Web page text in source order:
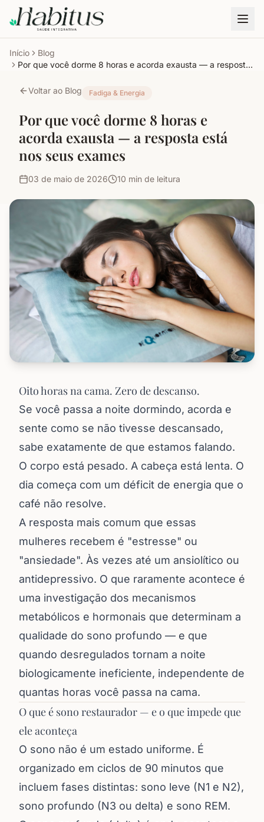
Início
Blog
Por que você dorme 8 horas e acorda exausta — a resposta
Voltar ao Blog
Fadiga & Energia
Por que você dorme 8 horas e
acorda exausta — a resposta está
nos seus exames
03 de maio de 2026 10 min de leitura
Oito horas na cama. Zero de descanso.
Se você passa a noite dormindo, acorda e
sente como se não tivesse descansado,
sabe exatamente de que estamos falando.
O corpo está pesado. A cabeça está lenta. O
dia começa com um déficit de energia que o
café não resolve.
A resposta mais comum que essas
mulheres recebem é "estresse" ou
"ansiedade". Às vezes até um ansiolítico ou
antidepressivo. O que raramente acontece é
uma investigação dos mecanismos
metabólicos e hormonais que determinam a
qualidade do sono profundo — e que
quando desregulados tornam a noite
biologicamente ineficiente, independente de
quantas horas você passa na cama.
O que é sono restaurador — e o que impede que
ele aconteça
O sono não é um estado uniforme. É
organizado em ciclos de 90 minutos que
incluem fases distintas: sono leve (N1 e N2),
sono profundo (N3 ou delta) e sono REM.